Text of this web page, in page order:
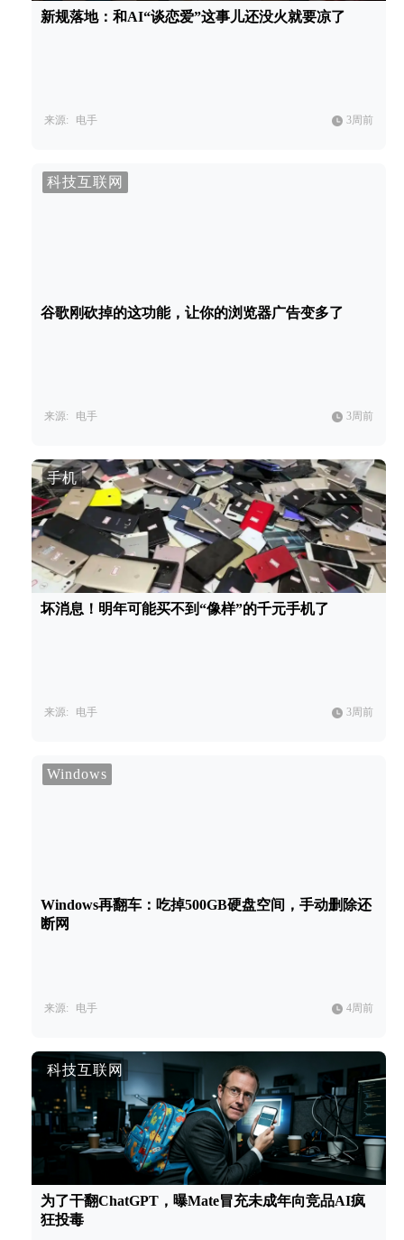
新规落地：和AI“谈恋爱”这事儿还没火就要凉了
来源: 电手 3周前
科技互联网
谷歌刚砍掉的这功能，让你的浏览器广告变多了
来源: 电手 3周前
手机
坏消息！明年可能买不到“像样”的千元手机了
来源: 电手 3周前
Windows
Windows再翻车：吃掉500GB硬盘空间，手动删除还
断网
来源: 电手 4周前
科技互联网
为了干翻ChatGPT，曝Mate冒充未成年向竞品AI疯
狂投毒